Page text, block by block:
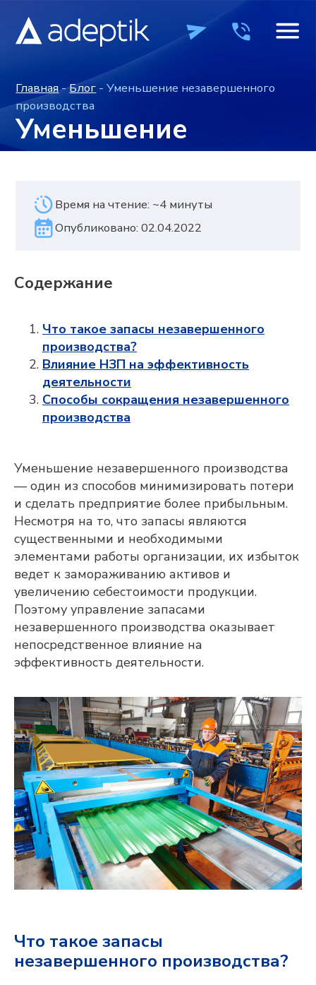
ОСТАВИТЬ ЗАЯВКУ
ПРОДУКТЫ КОМПАНИЯ
ОСТАВИТЬ ЗАЯВКУ
ПРОДУКТЫ КОМПАНИЯ
- Уменьшение незавершенного
Уменьшение
незавершенного
производства
Содержание
Что такое запасы незавершенного
производства?
Влияние НЗП на эффективность
деятельности
Способы сокращения незавершенного
производства
Уменьшение незавершенного производства
— один из способов минимизировать потери
и сделать предприятие более прибыльным.
Несмотря на то, что запасы являются
существенными и необходимыми
элементами работы организации, их избыток
ведет к замораживанию активов и
увеличению себестоимости продукции.
Поэтому управление запасами
незавершенного производства оказывает
непосредственное влияние на
эффективность деятельности.
Что такое запасы
незавершенного производства?